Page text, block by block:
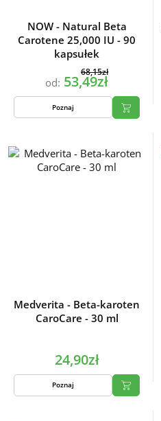
NOW - Natural Beta
Carotene 25,000 IU - 90
kapsułek
od:
68,15zł
53,49zł
Poznaj
Medverita - Beta-karoten
CaroCare - 30 ml
24,90zł
Poznaj